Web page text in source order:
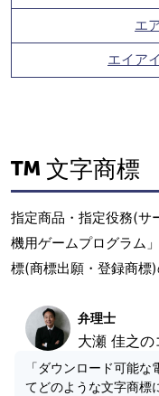
エ
エイア
文字商標
指定商品・指定役務(サ
機用ゲームプログラム
標(商標出願・登録商標)
弁理士
大瀬 佳之の
「ダウンロード可能
てどのような文字商標